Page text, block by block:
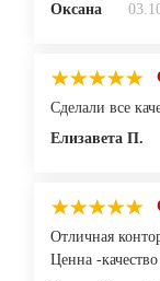
Оксана
Сделали все
Елизавета П.
Отличная
Ценна -